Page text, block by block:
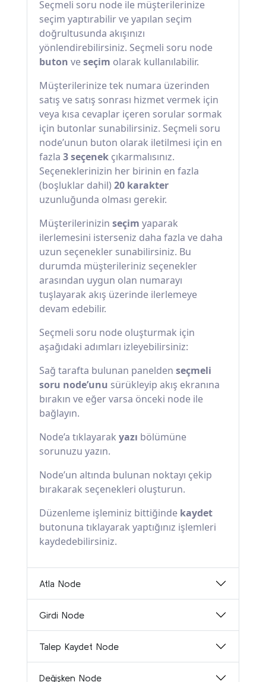
Seçmeli soru node ile müşterilerinize
seçim yaptırabilir ve yapılan seçim
doğrultusunda akışınızı
yönlendirebilirsiniz. Seçmeli soru node
buton veseçim olarak kullanılabilir.
Müşterilerinize tek numara üzerinden
satış ve satış sonrası hizmet vermek için
veya kısa cevaplar içeren sorular sormak
için butonlar sunabilirsiniz. Seçmeli soru
node’unun buton olarak iletilmesi için en
fazla 3 seçenek çıkarmalısınız.
Seçeneklerinizin her birinin en fazla
(boşluklar dahil) 20 karakter
uzunluğunda olması gerekir.
Müşterilerinizin seçim yaparak
ilerlemesini isterseniz daha fazla ve daha
uzun seçenekler sunabilirsiniz. Bu
durumda müşterileriniz seçenekler
arasından uygun olan numarayı
tuşlayarak akış üzerinde ilerlemeye
devam edebilir.
Seçmeli soru node oluşturmak için
aşağıdaki adımları izleyebilirsiniz:
Sağ tarafta bulunan panelden seçmeli
soru node’unu sürükleyip akış ekranına
bırakın ve eğer varsa önceki node ile
bağlayın.
Node’a tıklayarak yazı bölümüne
sorunuzu yazın.
Node’un altında bulunan noktayı çekip
bırakarak seçenekleri oluşturun.
Düzenleme işleminiz bittiğinde kaydet
butonuna tıklayarak yaptığınız işlemleri
kaydedebilirsiniz.
Atla Node
Girdi Node
Talep Kaydet Node
Değişken Node